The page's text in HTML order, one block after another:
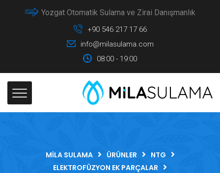
Yozgat Otomatik Sulama ve Zirai Danışmanlık
+90 546 217 17 66
info@milasulama.com
08:00 - 19:00
MILA SULAMA ÜRÜNLER
NTG
ELEKTROFÜZYON EK PARÇALAR